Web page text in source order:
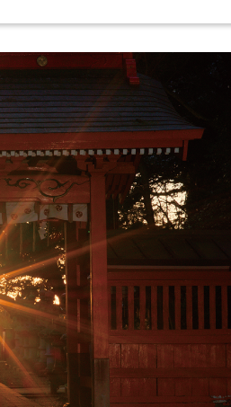
スポーツ施設で気軽
「夢